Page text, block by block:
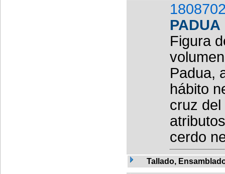
PADUA
Figura
Padua,
hábito
cruz
cerdo
Tallado,